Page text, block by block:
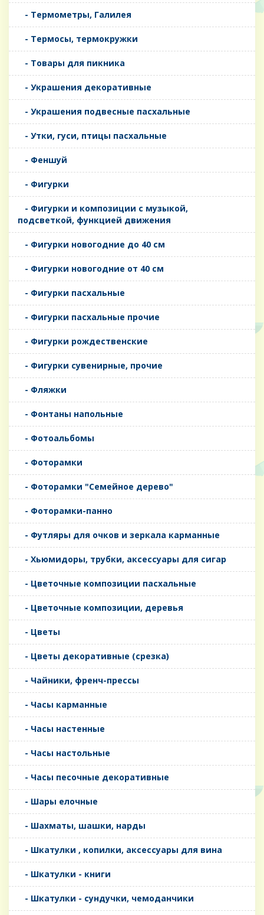
- Термометры, Галилея
- Термосы, термокружки
- Товары для пикника
- Украшения декоративные
- Украшения подвесные пасхальные
- Утки, гуси, птицы пасхальные
- Феншуй
- Фигурки
- Фигурки и композиции с музыкой,
подсветкой, функцией движения
- Фигурки новогодние до 40 см
- Фигурки новогодние от 40 см
- Фигурки пасхальные
- Фигурки пасхальные прочие
- Фигурки рождественские
- Фигурки сувенирные, прочие
- Фляжки
- Фонтаны напольные
- Фотоальбомы
- Фоторамки
- Фоторамки "Семейное дерево"
- Фоторамки-панно
- Футляры для очков и зеркала карманные
- Хьюмидоры, трубки, аксессуары для сигар
- Цветочные композиции пасхальные
- Цветочные композиции, деревья
- Цветы
- Цветы декоративные (срезка)
- Чайники, френч-прессы
- Часы карманные
- Часы настенные
- Часы настольные
- Часы песочные декоративные
- Шары елочные
- Шахматы, шашки, нарды
- Шкатулки , копилки, аксессуары для вина
- Шкатулки - книги
- Шкатулки - сундучки, чемоданчики